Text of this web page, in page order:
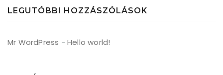
LEGUTÓBBI HOZZÁSZÓLÁSOK
Mr WordPress -Hello world!